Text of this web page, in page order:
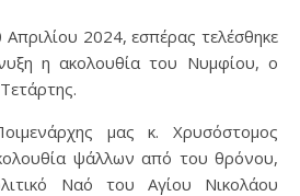
η ακολουθία του Νυμφίου, ο
μας κ. Χρυσόστομος
ψάλλων από του θρόνου,
Ναό του Αγίου Νικολάου